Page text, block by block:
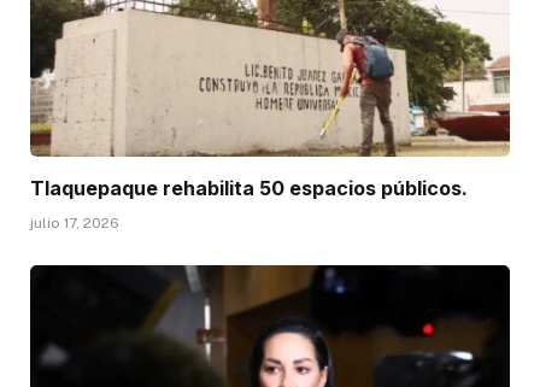
Tlaquepaque rehabilita 50 espacios públicos.
julio 17, 2026